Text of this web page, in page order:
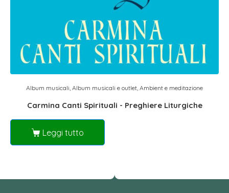
Album musicali, Album musicali e outlet, Ambient e meditazione
Carmina Canti Spirituali - Preghiere Liturgiche
Leggi tutto